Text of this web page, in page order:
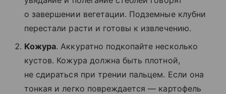
о завершении вегетации. Подземные клубни
перестали расти и готовы к извлечению.
Кожура. Аккуратно подкопайте несколько
кустов. Кожура должна быть плотной,
не сдираться при трении пальцем. Если она
тонкая и легко повреждается — картофель